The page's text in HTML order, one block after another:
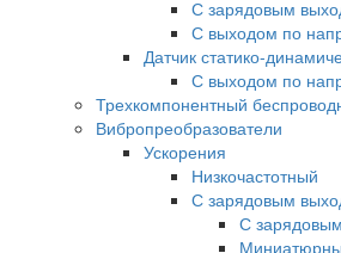
С зарядовым
С выходом по
Датчик статико-
С выходом по
Трехкомпонентный
Вибропреобразователи
Ускорения
Низкочастотный
С зарядовым
С